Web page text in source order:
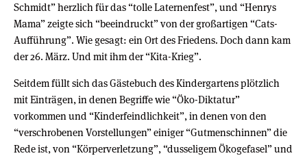
Schmidt” herzlich für das “tolle Laternenfest”, und “Henrys
Mama” zeigte sich “beeindruckt” von der großartigen “Cats-
Aufführung”. Wie gesagt: ein Ort des Friedens. Doch dann kam
der 26. März. Und mit ihm der “Kita-Krieg”.
Seitdem füllt sich das Gästebuch des Kindergartens plötzlich
mit Einträgen, in denen Begriffe wie “Öko-Diktatur”
vorkommen und “Kinderfeindlichkeit”, in denen von den
“verschrobenen Vorstellungen” einiger “Gutmenschinnen” die
Rede ist, von “Körperverletzung”, “dusseligem Ökogefasel” und